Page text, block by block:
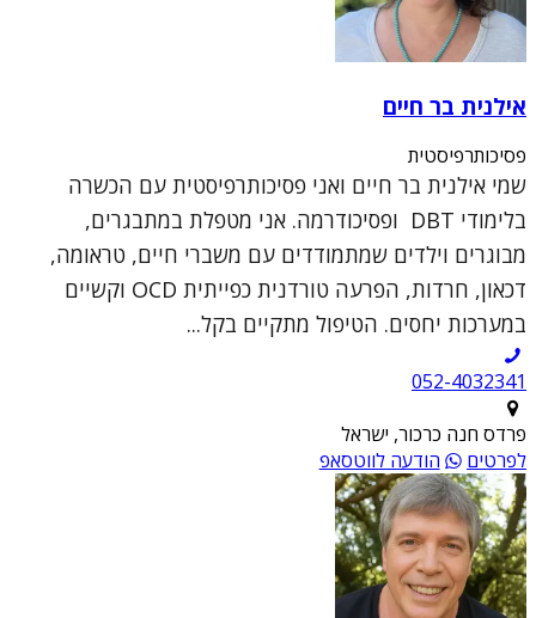
אילנית בר חיים
פסיכותרפיסטית
שמי אילנית בר חיים ואני פסיכותרפיסטית עם הכשרה
בלימודי DBT ופסיכודרמה. אני מטפלת במתבגרים,
מבוגרים וילדים שמתמודדים עם משברי חיים, טראומה,
דכאון, חרדות, הפרעה טורדנית כפייתית OCD וקשיים
במערכות יחסים. הטיפול מתקיים בקל...
052-4032341
פרדס חנה כרכור, ישראל
לפרטים
הודעה לווטסאפ